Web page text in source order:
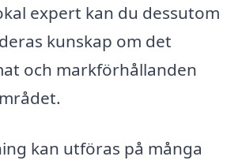
expert kan du dessutom
kunskap om det
och markförhållanden
kan utföras på många